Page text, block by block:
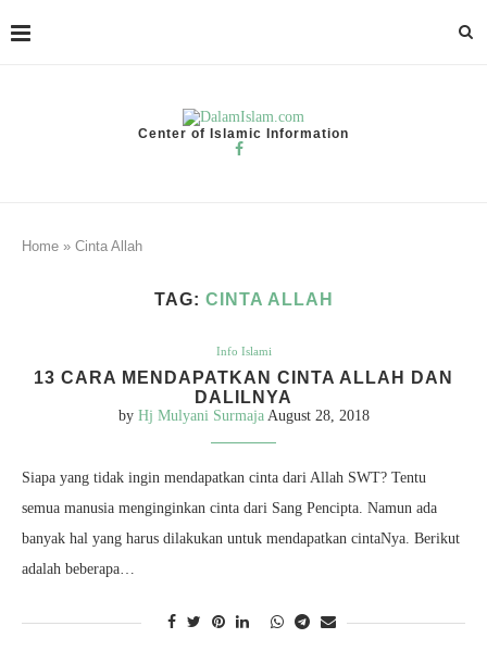
Center of Islamic Information
Home » Cinta Allah
TAG: CINTA ALLAH
Info Islami
13 CARA MENDAPATKAN CINTA ALLAH DAN
DALILNYA
by Hj Mulyani Surmaja August 28, 2018
Siapa yang tidak ingin mendapatkan cinta dari Allah SWT? Tentu
semua manusia menginginkan cinta dari Sang Pencipta. Namun ada
banyak hal yang harus dilakukan untuk mendapatkan cintaNya. Berikut
adalah beberapa…